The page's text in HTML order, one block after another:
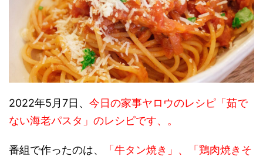
2022年5月7日、 今日の家事ヤロウのレシピ「茹で
ない海老パスタ」のレシピです、。
番組で作ったのは、
「牛タン焼き」、「鶏肉焼きそ